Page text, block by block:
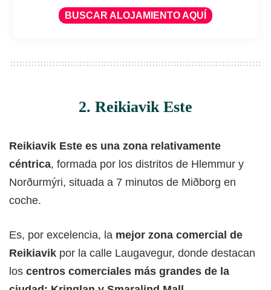
BUSCAR ALOJAMIENTO AQUÍ
2. Reikiavik Este
Reikiavik Este es una zona relativamente
céntrica, formada por los distritos de Hlemmur y
Norðurmýri, situada a 7 minutos de Miðborg en
coche.
Es, por excelencia, la mejor zona comercial de
Reikiavik por la calle Laugavegur, donde destacan
los centros comerciales más grandes de la